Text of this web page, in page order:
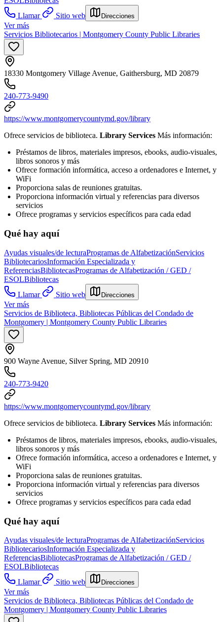
Llamar
Sitio web Direcciones
Ver más
Servicios Bibliotecarios | Montgomery County Public Libraries
18330 Montgomery Village Avenue, Gaithersburg, MD 20879
240-773-9490
https://www.montgomerycountymd.gov/library
Ofrece servicios de biblioteca. Library Services Más información:
Préstamos de libros, materiales impresos, ebooks, audio-visuales,
libros sonoros y más
Ofrece formación informática, acceso a ordenadores e Internet, y
WiFi
Proporciona salas de reuniones gratuitas.
Proporciona información virtual y referencias para diversos
servicios
Ofrece programas y servicios específicos para cada edad
Qué hay aquí
Ayudas visuales/de lecturaProgramas de AlfabetizaciónServicios
BibliotecariosInformación Especializada y
ReferenciasBibliotecasProgramas de Alfabetización / GED /
ESOLBibliotecas
Llamar
Sitio web Direcciones
Ver más
Servicios de Biblioteca, Bibliotecas Públicas del Condado de
Montgomery | Montgomery County Public Libraries
900 Wayne Avenue, Silver Spring, MD 20910
240-773-9420
https://www.montgomerycountymd.gov/library
Ofrece servicios de biblioteca. Library Services Más información:
Préstamos de libros, materiales impresos, ebooks, audio-visuales,
libros sonoros y más
Ofrece formación informática, acceso a ordenadores e Internet, y
WiFi
Proporciona salas de reuniones gratuitas.
Proporciona información virtual y referencias para diversos
servicios
Ofrece programas y servicios específicos para cada edad
Qué hay aquí
Ayudas visuales/de lecturaProgramas de AlfabetizaciónServicios
BibliotecariosInformación Especializada y
ReferenciasBibliotecasProgramas de Alfabetización / GED /
ESOLBibliotecas
Llamar
Sitio web Direcciones
Ver más
Servicios de Biblioteca, Bibliotecas Públicas del Condado de
Montgomery | Montgomery County Public Libraries